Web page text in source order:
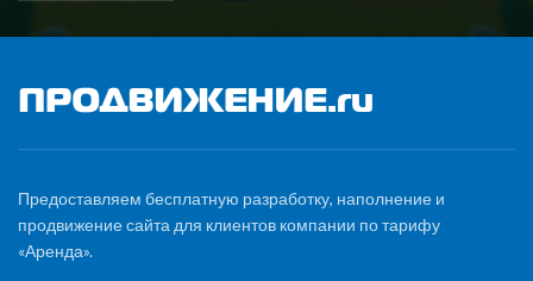
Предоставляем бесплатную разработку, наполнение и
продвижение сайта для клиентов компании по тарифу
«Аренда».